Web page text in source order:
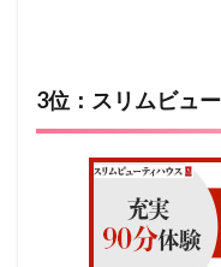
3位：スリムビュ